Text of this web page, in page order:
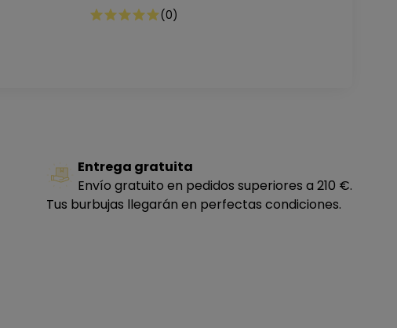
(0)
Entrega gratuita
Envío gratuito en pedidos superiores a 210 €.
Tus burbujas llegarán en perfectas condiciones.